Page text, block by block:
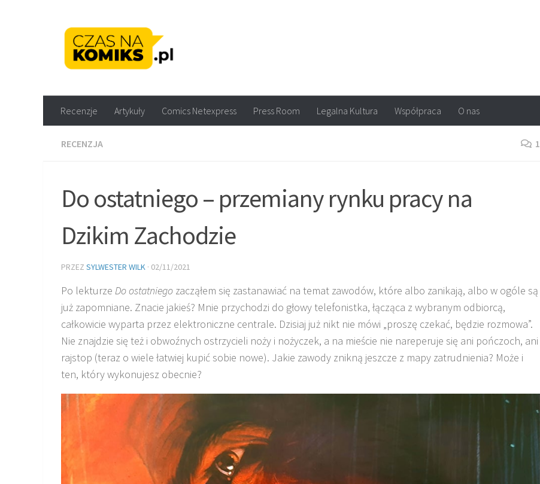
Recenzje Artykuły Comics Netexpress Press Room Legalna Kultura Współpraca O nas
RECENZJA 1
Do ostatniego – przemiany rynku pracy na
Dzikim Zachodzie
PRZEZ SYLWESTER WILK · 02/11/2021
Po lekturze Do ostatniego zacząłem się zastanawiać na temat zawodów, które albo zanikają, albo w ogóle są
już zapomniane. Znacie jakieś? Mnie przychodzi do głowy telefonistka, łącząca z wybranym odbiorcą,
całkowicie wyparta przez elektroniczne centrale. Dzisiaj już nikt nie mówi „proszę czekać, będzie rozmowa”.
Nie znajdzie się też i obwoźnych ostrzycieli noży i nożyczek, a na mieście nie nareperuje się ani pończoch, ani
rajstop (teraz o wiele łatwiej kupić sobie nowe). Jakie zawody znikną jeszcze z mapy zatrudnienia? Może i
ten, który wykonujesz obecnie?